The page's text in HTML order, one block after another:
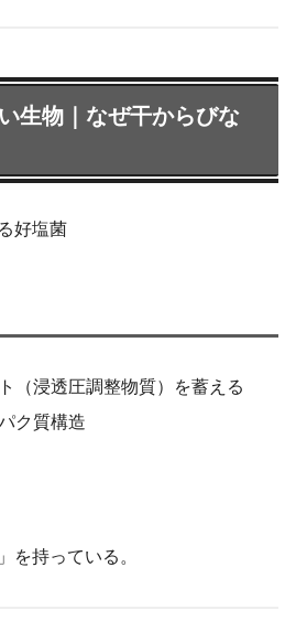
生物｜なぜ干からびな
好塩菌
（浸透圧調整物質）を蓄える
ク質構造
を持っている。